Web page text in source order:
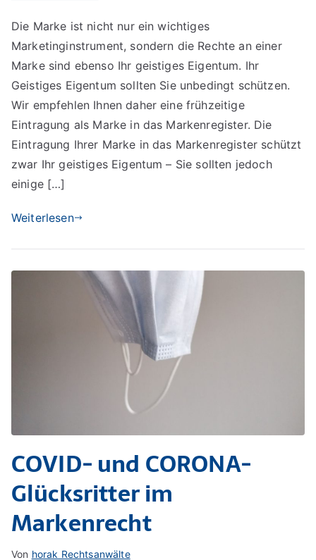
Markenschutz
stellt
Bedingungen
Die Marke ist nicht nur ein wichtiges
Marketinginstrument, sondern die Rechte an einer
Marke sind ebenso Ihr geistiges Eigentum. Ihr
Geistiges Eigentum sollten Sie unbedingt schützen.
Wir empfehlen Ihnen daher eine frühzeitige
Eintragung als Marke in das Markenregister. Die
Eintragung Ihrer Marke in das Markenregister schützt
zwar Ihr geistiges Eigentum – Sie sollten jedoch
einige […]
Weiterlesen
COVID- und CORONA-
Glücksritter im
Markenrecht
Von horak Rechtsanwälte